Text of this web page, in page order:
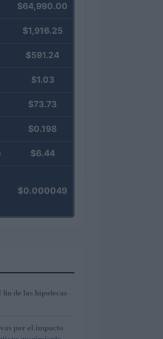
$64,990.00
$1,916.25
$591.24
$1.03
$73.73
$0.198
$6.44
$0.000049
fin de las hipotecas
por el impacto